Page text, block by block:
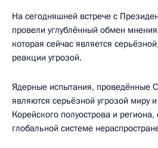
На сегодняшней встрече с
провели углублённый обмен
которая сейчас является
реакции угрозой.
Ядерные испытания, проведённые
являются серьёзной угрозой миру и
Корейского полуострова и
глобальной системе